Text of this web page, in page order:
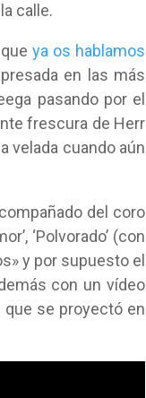
calle.
queya os hablamos
en las más
pasando por el
frescura de Herr
velada cuando aún
del coro
‘Polvorado’ (con
y por supuesto el
con un vídeo
que se proyectó en